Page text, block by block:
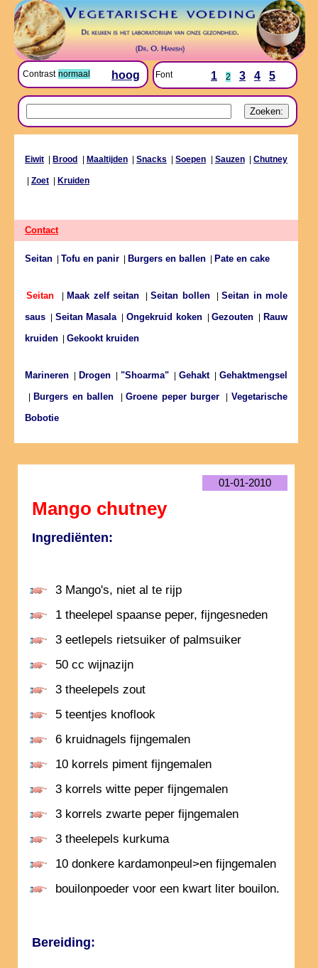
Contrast normaal hoog Font 1 2 3 4 5
Eiwit Brood Maaltijden|Snacks |Soepen Sauzen|Chutney
Zoet Kruiden
Contact
Seitan Tofu en panir Burgers en ballen Pate en cake
Seitan Maak zelf seitan |Seitan bollen|Seitan in mole
saus
Seitan Masala|Ongekruid koken|Gezouten
Rauw
kruiden
Gekookt kruiden
Marineren Drogen "Shoarma" Gehakt|Gehaktmengsel
Burgers en ballen |Groene peper burger |Vegetarische
Bobotie
01-01-2010
Mango chutney
Ingrediënten:
3 Mango's, niet al te rijp
1 theelepel spaanse peper, fijngesneden
3 eetlepels rietsuiker of palmsuiker
50 cc wijnazijn
3 theelepels zout
5 teentjes knoflook
6 kruidnagels fijngemalen
10 korrels piment fijngemalen
3 korrels witte peper fijngemalen
3 korrels zwarte peper fijngemalen
3 theelepels kurkuma
10 donkere kardamonpeul>en fijngemalen
bouilonpoeder voor een kwart liter bouilon.
Bereiding: